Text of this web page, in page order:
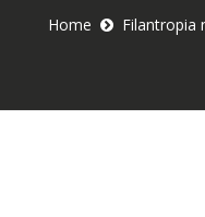
Home Filantropia